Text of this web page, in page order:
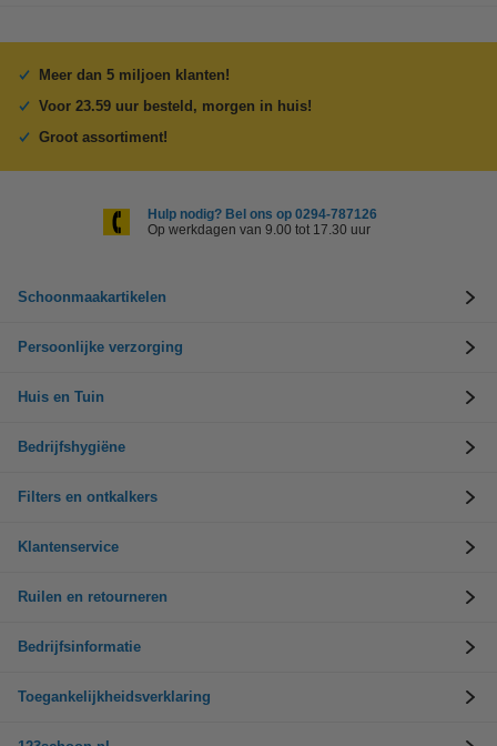
Meer dan 5 miljoen klanten!
Voor 23.59 uur besteld, morgen in huis!
Groot assortiment!
Hulp nodig? Bel ons op 0294-787126
Op werkdagen van 9.00 tot 17.30 uur
Schoonmaakartikelen
Persoonlijke verzorging
Huis en Tuin
Bedrijfshygiëne
Filters en ontkalkers
Klantenservice
Ruilen en retourneren
Bedrijfsinformatie
Toegankelijkheidsverklaring